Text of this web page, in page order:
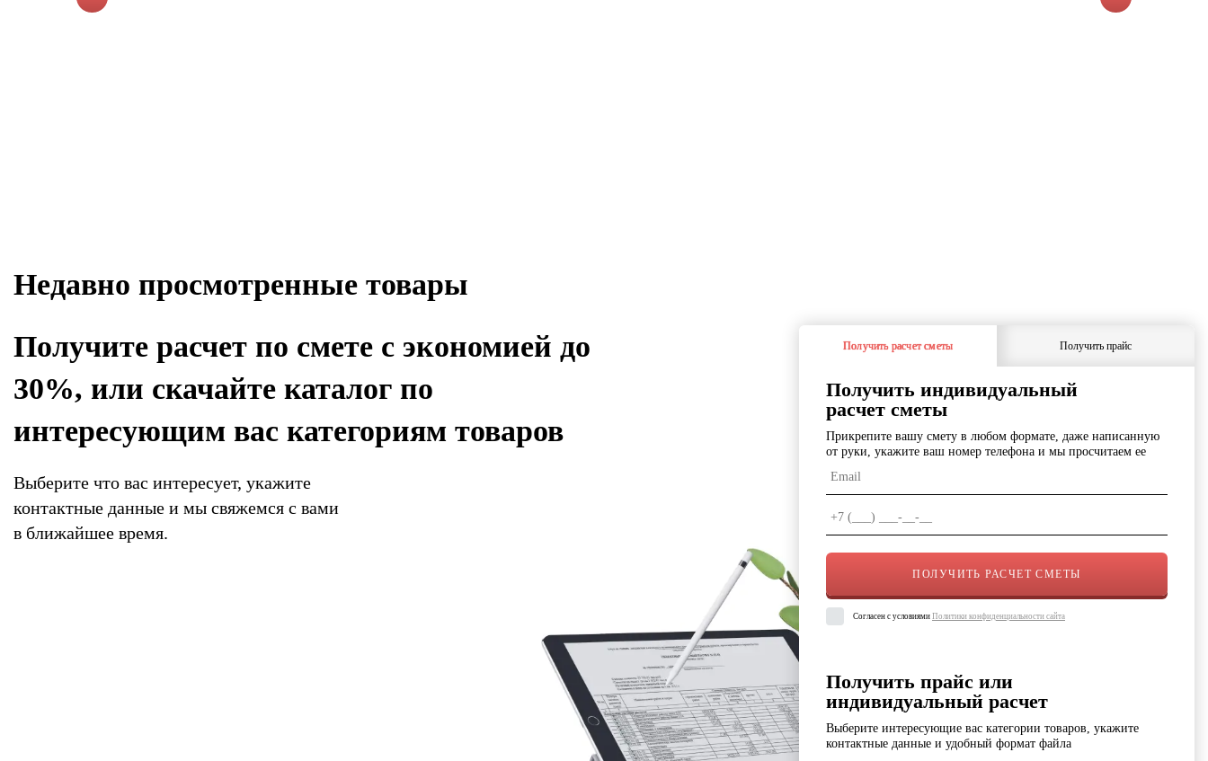
Недавно просмотренные товары
Получите расчет по смете с экономией до
30%, или скачайте каталог по
интересующим вас категориям товаров
Выберите что вас интересует, укажите
контактные данные и мы свяжемся с вами
в ближайшее время.
Получить расчет сметы Получить прайс
Получить индивидуальный
расчет сметы
Прикрепите вашу смету в любом формате, даже написанную
от руки, укажите ваш номер телефона и мы просчитаем ее
Согласен с условиями Политики конфиденциальности сайта
Получить прайс или
индивидуальный расчет
Выберите интересующие вас категории товаров, укажите
контактные данные и удобный формат файла